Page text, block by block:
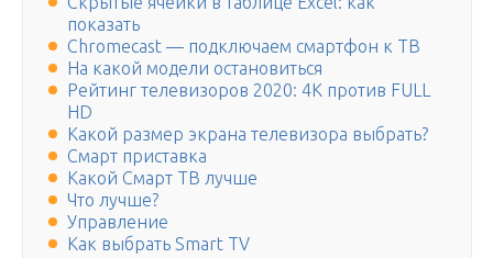
показать
Chromecast — подключаем смартфон к ТВ
На какой модели остановиться
Рейтинг телевизоров 2020: 4K против FULL
HD
Какой размер экрана телевизора выбрать?
Смарт приставка
Какой Смарт ТВ лучше
Что лучше?
Управление
Как выбрать Smart TV